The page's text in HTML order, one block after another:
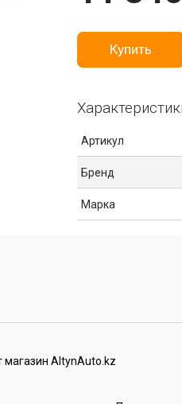
Купить
Артикул
Бренд
Марка
магазин AltynAuto.kz